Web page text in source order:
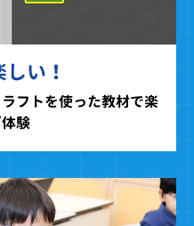
い！
フトを使った教材で楽
験